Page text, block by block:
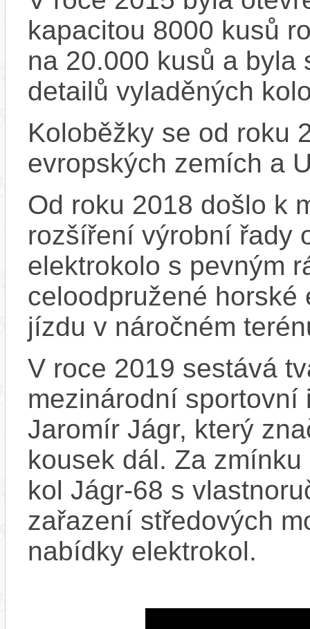
kapacitou 8000 kusů
na 20.000 kusů a byla
detailů vyladěných
Koloběžky se od roku
evropských zemích a
Od roku 2018 došlo k
rozšíření výrobní řady
elektrokolo s pevným
celoodpružené
jízdu v náročném
V roce 2019 sestává
mezinárodní sportovní
Jaromír Jágr, který
kousek dál. Za
kol Jágr-68 s
zařazení středových
nabídky elektrokol.